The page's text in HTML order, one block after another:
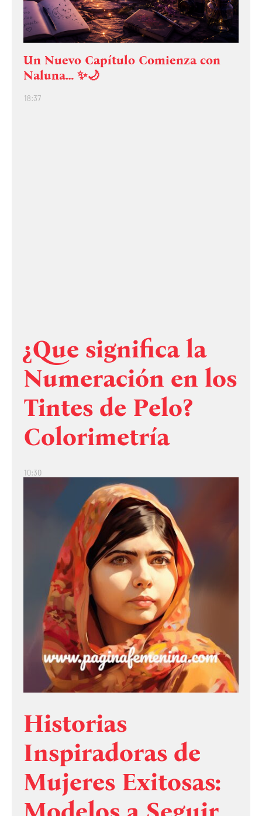
Un Nuevo Capítulo Comienza con
Naluna… ✨🌙
18:37
¿Que significa la
Numeración en los
Tintes de Pelo?
Colorimetría
10:30
Historias
Inspiradoras de
Mujeres Exitosas: